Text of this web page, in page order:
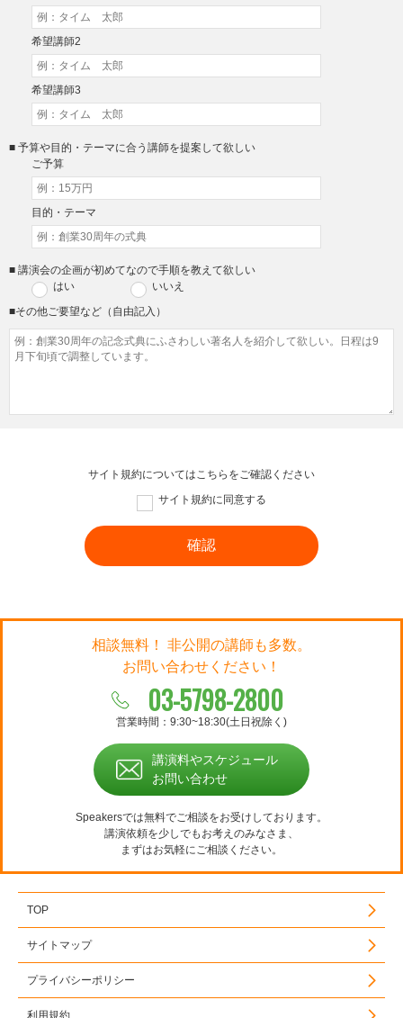
希望講師2
希望講師3
■ 予算や目的・テーマに合う講師を提案して欲しい
ご予算
目的・テーマ
■ 講演会の企画が初めてなので手順を教えて欲しい
はい
いいえ
■その他ご要望など（自由記入）
サイト規約についてはこちら をご確認ください
サイト規約に同意する
相談無料！ 非公開の講師も多数。
お問い合わせください！
03-5798-2800
営業時間：9:30~18:30(土日祝除く)
講演料やスケジュール
お問い合わせ
Speakersでは無料でご相談をお受けしております。
講演依頼を少しでもお考えのみなさま、
まずはお気軽にご相談ください。
TOP
サイトマップ
プライバシーポリシー